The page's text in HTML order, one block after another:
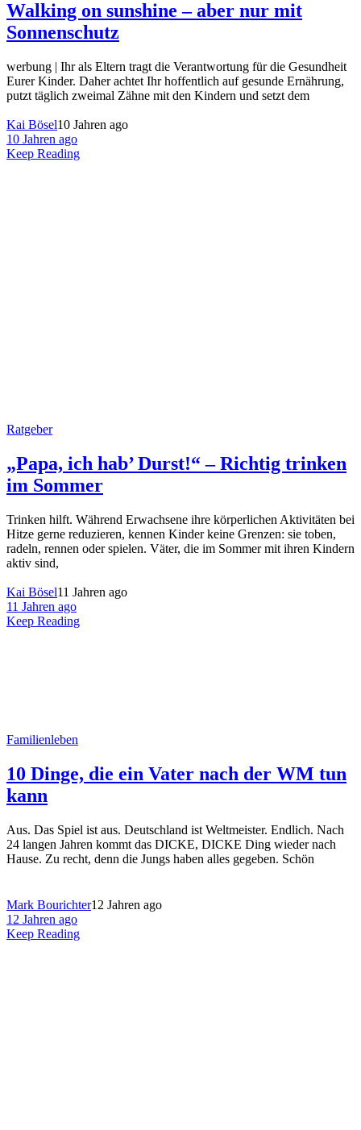
Walking on sunshine – aber nur mit
Sonnenschutz
werbung | Ihr als Eltern tragt die Verantwortung für die Gesundheit
Eurer Kinder. Daher achtet Ihr hoffentlich auf gesunde Ernährung,
putzt täglich zweimal Zähne mit den Kindern und setzt dem
Kai Bösel10 Jahren ago
10 Jahren ago
Keep Reading
Ratgeber
„Papa, ich hab’ Durst!“ – Richtig trinken
im Sommer
Trinken hilft. Während Erwachsene ihre körperlichen Aktivitäten bei
Hitze gerne reduzieren, kennen Kinder keine Grenzen: sie toben,
radeln, rennen oder spielen. Väter, die im Sommer mit ihren Kindern
aktiv sind,
Kai Bösel11 Jahren ago
11 Jahren ago
Keep Reading
Familienleben
10 Dinge, die ein Vater nach der WM tun
kann
Aus. Das Spiel ist aus. Deutschland ist Weltmeister. Endlich. Nach
24 langen Jahren kommt das DICKE, DICKE Ding wieder nach
Hause. Zu recht, denn die Jungs haben alles gegeben. Schön
Mark Bourichter12 Jahren ago
12 Jahren ago
Keep Reading